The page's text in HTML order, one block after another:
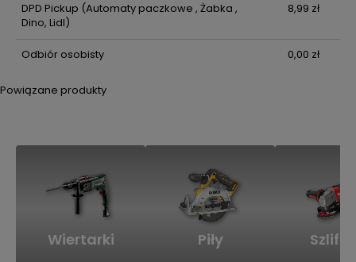
DPD Pickup (Automaty paczkowe , Żabka ,
Dino, Lidl)
8,99 zł
Odbiór osobisty 0,00 zł
Powiązane produkty
Wiertarki Piły